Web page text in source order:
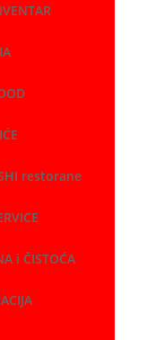
restorane
i ČISTOĆA